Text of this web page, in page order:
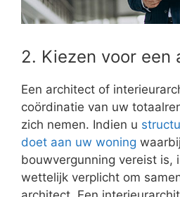
2. Kiezen voor een
Een architect of
coördinatie van uw
zich nemen. Indien u
doet aan uw woning
bouwvergunning vereist is,
wettelijk verplicht om